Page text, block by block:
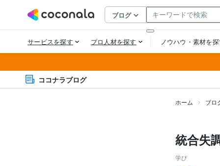
ココナラブログ
ホーム ブロ
統合失
学び